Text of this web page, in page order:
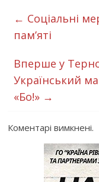
← Соціальні
пам’яті
Вперше у
Український
«Бо!» →
Коментарі вимкнені.